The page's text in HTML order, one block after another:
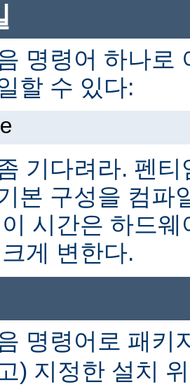
명령어 하나로
할 수 있다:
기다려라. 펜
본 구성을 컴파
시간은 하드
게 변한다.
명령어로 패키
) 지정한 설치